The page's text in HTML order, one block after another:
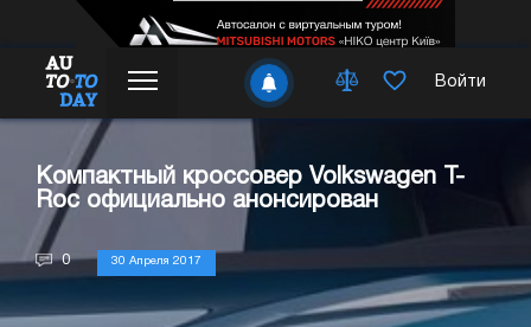
Войти
Компактный кроссовер Volkswagen T-
Roc официально анонсирован
0 30 Апреля 2017